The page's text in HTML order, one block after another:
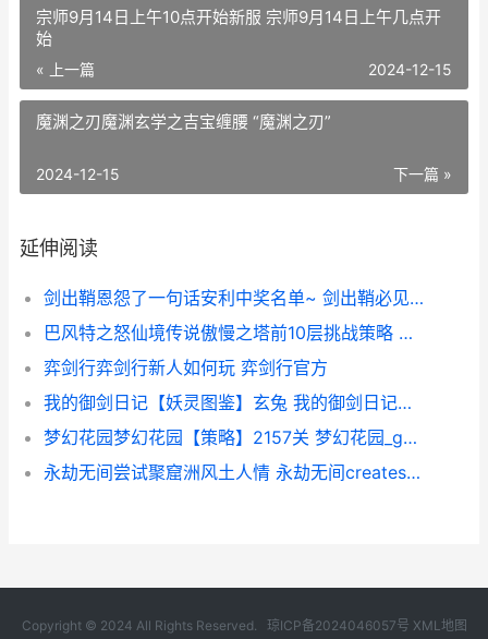
宗师9月14日上午10点开始新服 宗师9月14日上午几点开
始
« 上一篇 2024-12-15
魔渊之刃魔渊玄学之吉宝缠腰 “魔渊之刃”
下一篇 »
2024-12-15
延伸阅读
剑出鞘恩怨了一句话安利中奖名单~ 剑出鞘必见血
巴风特之怒仙境传说傲慢之塔前10层挑战策略 巴风特之怒仙境通行证
弈剑行弈剑行新人如何玩 弈剑行官方
我的御剑日记【妖灵图鉴】玄兔 我的御剑日记接引口令
梦幻花园梦幻花园【策略】2157关 梦幻花园_gardenscapes
永劫无间尝试聚窟洲风土人情 永劫无间createservicew 1072
Copyright © 2024 All Rights Reserved. 琼ICP备2024046057号 XML地图